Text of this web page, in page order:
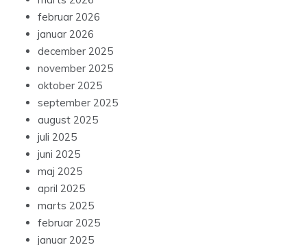
februar 2026
januar 2026
december 2025
november 2025
oktober 2025
september 2025
august 2025
juli 2025
juni 2025
maj 2025
april 2025
marts 2025
februar 2025
januar 2025